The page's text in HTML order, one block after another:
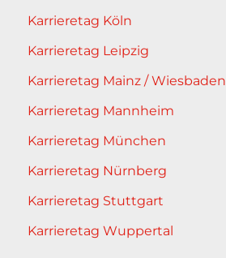
Karrieretag Köln
Karrieretag Leipzig
Karrieretag Mainz / Wiesbaden
Karrieretag Mannheim
Karrieretag München
Karrieretag Nürnberg
Karrieretag Stuttgart
Karrieretag Wuppertal